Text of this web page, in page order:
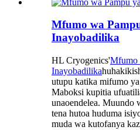
Mfumo wa
Inayobadilika
HL Cryogenics'Mfumo
Inayobadilika
utupu katika mifumo
Maboksi kupitia
unaoendelea. Muundo
tena hutoa huduma
muda wa kutofanya